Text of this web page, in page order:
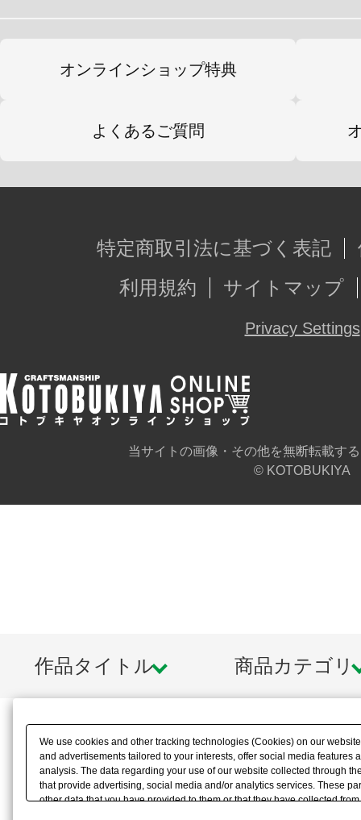
ブラインド仕様。どれが出るかはお
※BOXのお取り扱いでございますが
▼『es fest 13』特設サイトはコチラ
※『es fest 13 ヒプノシスマイク -
※画像は開発中のものです。実際の
オンラインショップ特典
よくあるご質問
特定商取引法に基づく表記
利用規約
サイトマップ
Privacy Settings
当サイトの画像・その他を無断転載す
© KOTOBUKIYA
作品タイトル 商品カテゴリ
We use cookies and other tracking technologies (Cookies) on our
and advertisements tailored to your interests, offer social media features
analysis. The data regarding your use of our website collected through
that provide advertising, social media and/or analytics services. These
other data that you have provided to them or that they have collected